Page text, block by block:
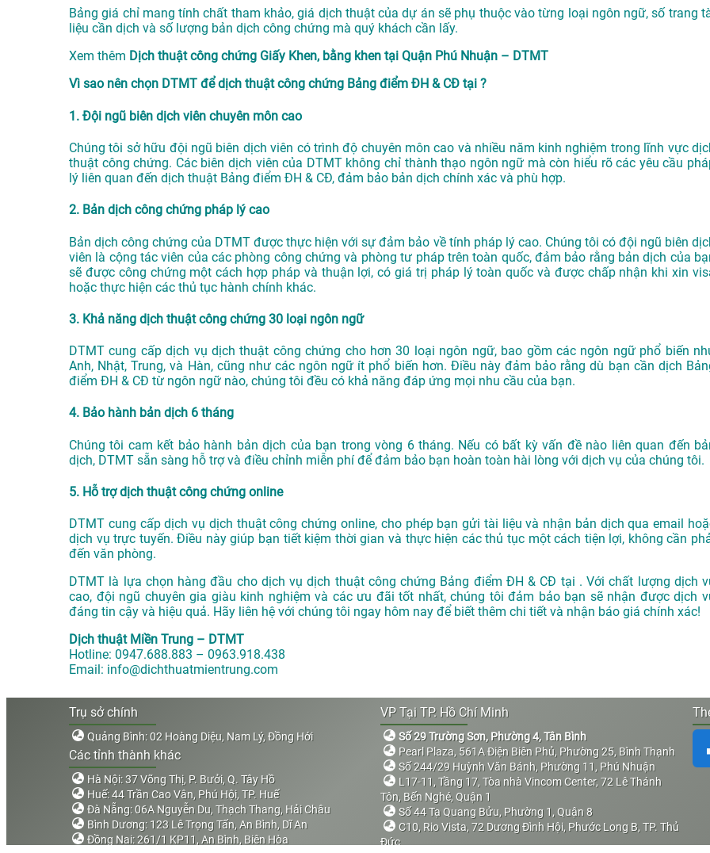
Bảng giá chỉ mang tính chất tham khảo, giá dịch thuật của dự án sẽ phụ thuộc vào từng loại ngôn ngữ, số trang
liệu cần dịch và số lượng bản dịch công chứng mà quý khách cần lấy.
Xem thêm Dịch thuật công chứng Giấy Khen, bằng khen tại Quận Phú Nhuận – DTMT
Vì sao nên chọn DTMT để dịch thuật công chứng Bảng điểm ĐH & CĐ tại ?
1. Đội ngũ biên dịch viên chuyên môn cao
Chúng tôi sở hữu đội ngũ biên dịch viên có trình độ chuyên môn cao và nhiều năm kinh nghiệm trong lĩnh vực
thuật công chứng. Các biên dịch viên của DTMT không chỉ thành thạo ngôn ngữ mà còn hiểu rõ các yêu cầu
lý liên quan đến dịch thuật Bảng điểm ĐH & CĐ, đảm bảo bản dịch chính xác và phù hợp.
2. Bản dịch công chứng pháp lý cao
Bản dịch công chứng của DTMT được thực hiện với sự đảm bảo về tính pháp lý cao. Chúng tôi có đội ngũ biên
viên là cộng tác viên của các phòng công chứng và phòng tư pháp trên toàn quốc, đảm bảo rằng bản dịch của
sẽ được công chứng một cách hợp pháp và thuận lợi, có giá trị pháp lý toàn quốc và được chấp nhận khi xin
hoặc thực hiện các thủ tục hành chính khác.
3. Khả năng dịch thuật công chứng 30 loại ngôn ngữ
DTMT cung cấp dịch vụ dịch thuật công chứng cho hơn 30 loại ngôn ngữ, bao gồm các ngôn ngữ phổ biến
Anh, Nhật, Trung, và Hàn, cũng như các ngôn ngữ ít phổ biến hơn. Điều này đảm bảo rằng dù bạn cần dịch
điểm ĐH & CĐ từ ngôn ngữ nào, chúng tôi đều có khả năng đáp ứng mọi nhu cầu của bạn.
4. Bảo hành bản dịch 6 tháng
Chúng tôi cam kết bảo hành bản dịch của bạn trong vòng 6 tháng. Nếu có bất kỳ vấn đề nào liên quan đến
dịch, DTMT sẵn sàng hỗ trợ và điều chỉnh miễn phí để đảm bảo bạn hoàn toàn hài lòng với dịch vụ của chúng tôi.
5. Hỗ trợ dịch thuật công chứng online
DTMT cung cấp dịch vụ dịch thuật công chứng online, cho phép bạn gửi tài liệu và nhận bản dịch qua email
dịch vụ trực tuyến. Điều này giúp bạn tiết kiệm thời gian và thực hiện các thủ tục một cách tiện lợi, không cần
đến văn phòng.
DTMT là lựa chọn hàng đầu cho dịch vụ dịch thuật công chứng Bảng điểm ĐH & CĐ tại . Với chất lượng dịch
cao, đội ngũ chuyên gia giàu kinh nghiệm và các ưu đãi tốt nhất, chúng tôi đảm bảo bạn sẽ nhận được dịch
đáng tin cậy và hiệu quả. Hãy liên hệ với chúng tôi ngay hôm nay để biết thêm chi tiết và nhận báo giá chính xác!
Dịch thuật Miền Trung – DTMT
Hotline: 0947.688.883 – 0963.918.438
Email: info@dichthuatmientrung.com
Trụ sở chính
Quảng Bình: 02 Hoàng Diệu, Nam Lý, Đồng Hới
Các tỉnh thành khác
Hà Nội: 37 Võng Thị, P. Bưởi, Q. Tây Hồ
Huế: 44 Trần Cao Vân, Phú Hội, TP. Huế
Đà Nẵng: 06A Nguyễn Du, Thạch Thang, Hải Châu
Bình Dương: 123 Lê Trọng Tấn, An Bình, Dĩ An
Đồng Nai: 261/1 KP11, An Bình, Biên Hòa
VP Tại TP. Hồ Chí Minh
Số 29 Trường Sơn, Phường 4, Tân Bình
Pearl Plaza, 561A Điện Biên Phủ, Phường 25, Bình Thạnh
Số 244/29 Huỳnh Văn Bánh, Phường 11, Phú Nhuận
L17-11, Tầng 17, Tòa nhà Vincom Center, 72 Lê Thánh
Tôn, Bến Nghé, Quận 1
Số 44 Tạ Quang Bửu, Phường 1, Quận 8
C10, Rio Vista, 72 Dương Đình Hội, Phước Long B, TP. Thủ
Đức